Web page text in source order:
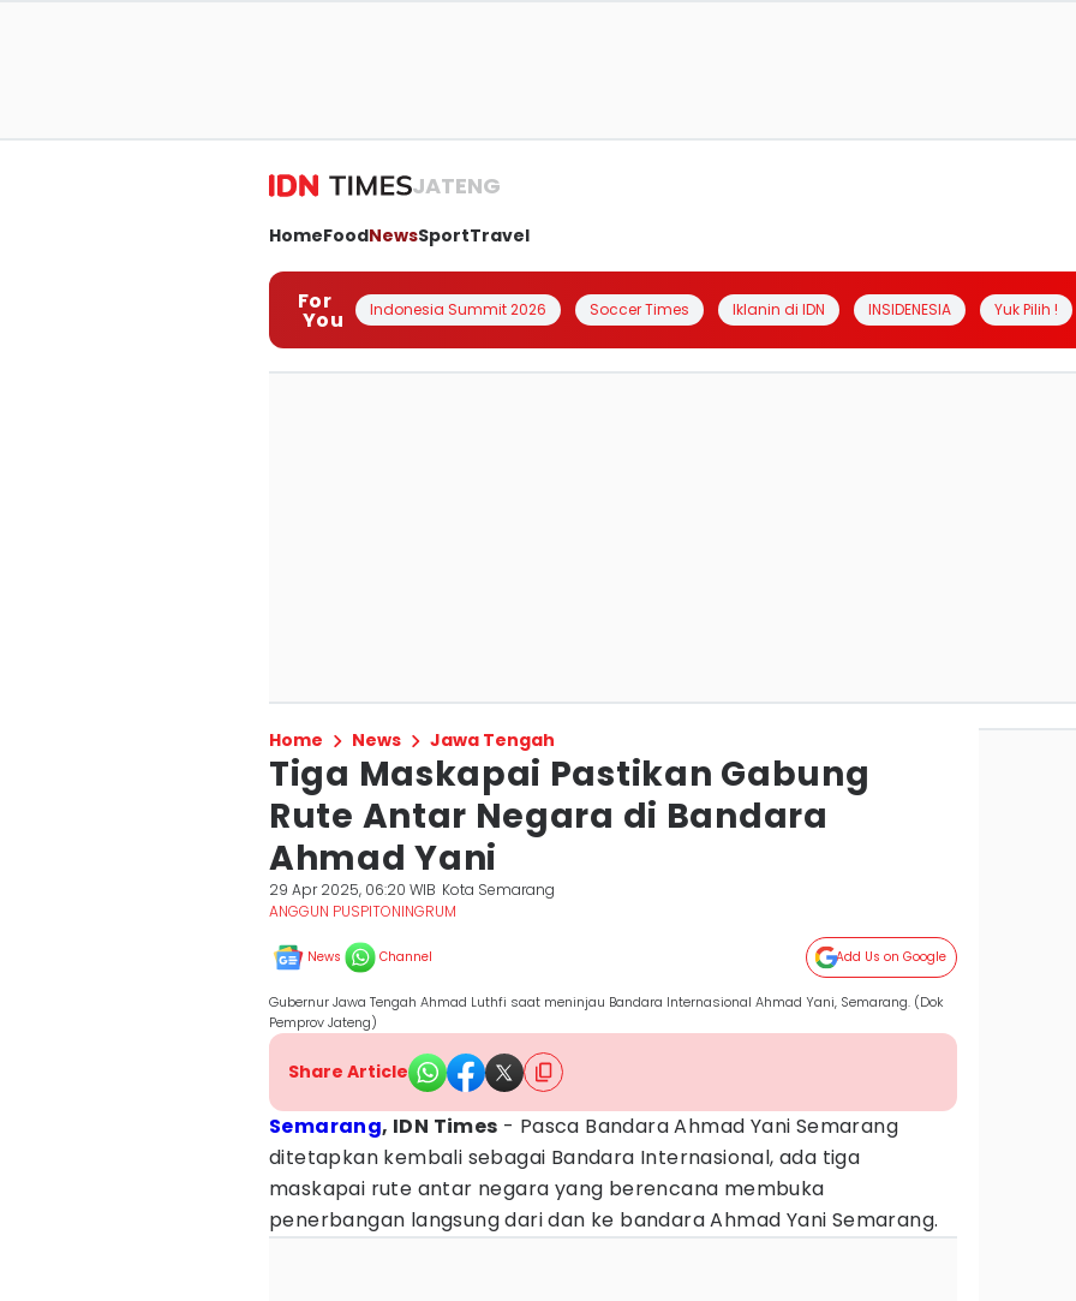
JATENG
HomeFoodNewsSportTravel
For
You Indonesia Summit 2026 Soccer Times Iklanin di IDN INSIDENESIA Yuk Pilih !
Home News Jawa Tengah
Tiga Maskapai Pastikan Gabung
Rute Antar Negara di Bandara
Ahmad Yani
29 Apr 2025, 06:20 WIB Kota Semarang
ANGGUN PUSPITONINGRUM
News Channel Add Us on Google
Gubernur Jawa Tengah Ahmad Luthfi saat meninjau Bandara Internasional Ahmad Yani, Semarang. (Dok
Pemprov Jateng)
Share Article
Semarang, IDN Times - Pasca Bandara Ahmad Yani Semarang
ditetapkan kembali sebagai Bandara Internasional, ada tiga
maskapai rute antar negara yang berencana membuka
penerbangan langsung dari dan ke bandara Ahmad Yani Semarang.